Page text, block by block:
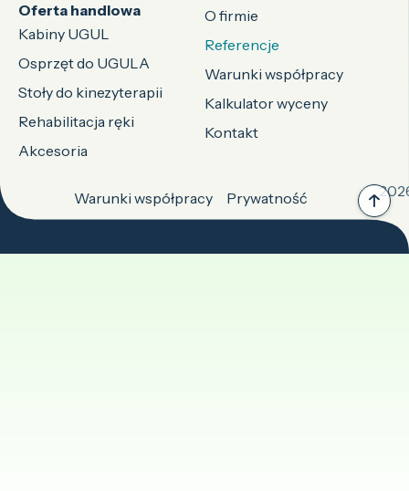
Oferta handlowa
Kabiny UGUL
Osprzęt do UGULA
Stoły do kinezyterapii
Rehabilitacja ręki
Akcesoria
O firmie
Referencje
Warunki współpracy
Kalkulator wyceny
Kontakt
Warunki współpracy Prywatność